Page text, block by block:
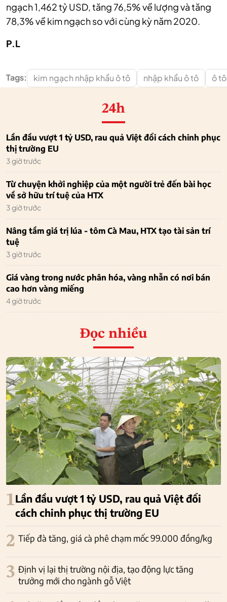
ngạch 1,462 tỷ USD, tăng 76,5% về lượng và tăng
78,3% về kim ngạch so với cùng kỳ năm 2020.
P.L
Tags: kim ngạch nhập khẩu ô tô nhập khẩu ô tô ô
24h
Lần đầu vượt 1 tỷ USD, rau quả Việt đổi cách chinh phục
thị trường EU
3 giờ trước
Từ chuyện khởi nghiệp của một người trẻ đến bài học
về sở hữu trí tuệ của HTX
3 giờ trước
Nâng tầm giá trị lúa - tôm Cà Mau, HTX tạo tài sản trí
tuệ
3 giờ trước
Giá vàng trong nước phân hóa, vàng nhẫn có nơi bán
cao hơn vàng miếng
4 giờ trước
Đọc nhiều
1Lần đầu vượt 1 tỷ USD, rau quả Việt đổi
cách chinh phục thị trường EU
2 Tiếp đà tăng, giá cà phê chạm mốc 99.000 đồng/kg
3 Định vị lại thị trường nội địa, tạo động lực tăng
trưởng mới cho ngành gỗ Việt